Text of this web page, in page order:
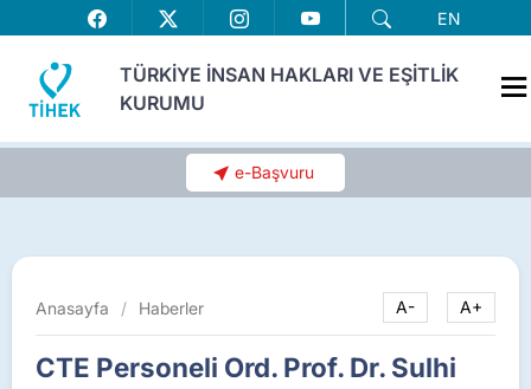
EN
TÜRKİYE İNSAN HAKLARI VE EŞİTLİK
KURUMU
e-Başvuru
Anasayfa / Haberler A- A+
CTE Personeli Ord. Prof. Dr. Sulhi